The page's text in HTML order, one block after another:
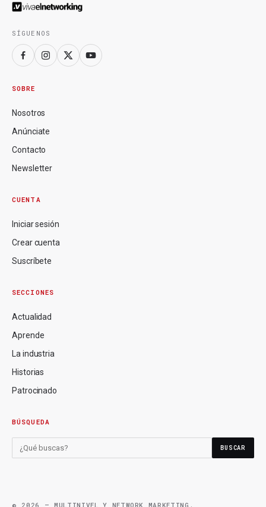
SÍGUENOS
SOBRE
Nosotros
Anúnciate
Contacto
Newsletter
CUENTA
Iniciar sesión
Crear cuenta
Suscríbete
SECCIONES
Actualidad
Aprende
La industria
Historias
Patrocinado
BÚSQUEDA
BUSCAR
© 2026 — MULTINIVEL Y NETWORK MARKETING.